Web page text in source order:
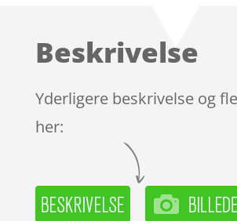
Beskrivelse
Yderligere beskrivelse og
her: